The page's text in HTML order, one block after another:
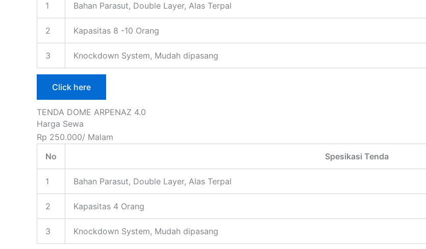
1 Bahan Parasut, Double Layer, Alas Terpal
2 Kapasitas 8 -10 Orang
3 Knockdown System, Mudah dipasang
Click here
TENDA DOME ARPENAZ 4.0
Harga Sewa
Rp 250.000/ Malam
No
Spesikasi Tenda
1 Bahan Parasut, Double Layer, Alas Terpal
2 Kapasitas 4 Orang
3 Knockdown System, Mudah dipasang